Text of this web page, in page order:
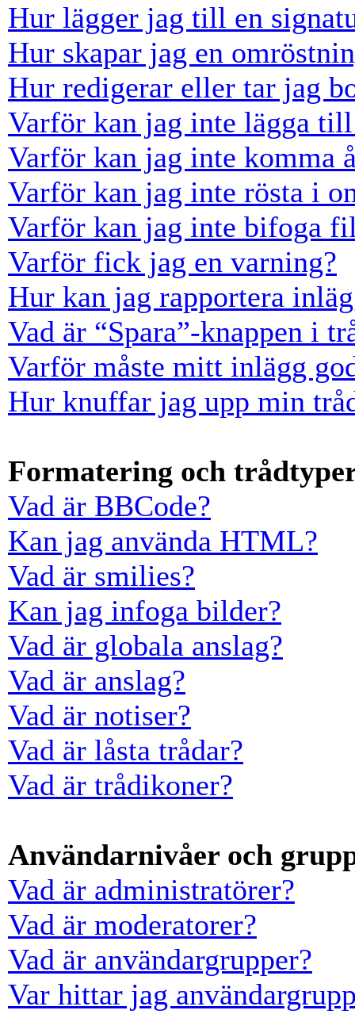
Hur lägger jag till en
Hur skapar jag en
Hur redigerar eller tar jag
Varför kan jag inte lägga
Varför kan jag inte komma
Varför kan jag inte rösta i
Varför kan jag inte bifoga
Varför fick jag en varning?
Hur kan jag rapportera
Vad är “Spara”-knappen i
Varför måste mitt inlägg
Hur knuffar jag upp min
Formatering och
Vad är BBCode?
Kan jag använda HTML?
Vad är smilies?
Kan jag infoga bilder?
Vad är globala anslag?
Vad är anslag?
Vad är notiser?
Vad är låsta trådar?
Vad är trådikoner?
Användarnivåer och
Vad är administratörer?
Vad är moderatorer?
Vad är användargrupper?
Var hittar jag